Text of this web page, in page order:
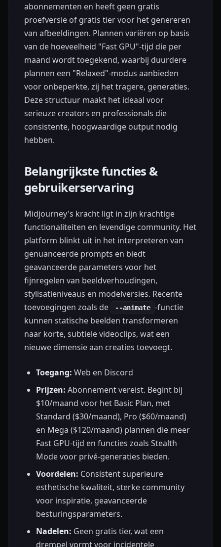
abonnementen en heeft geen gratis
proefversie of gratis tier voor het genereren
van afbeeldingen. Plannen variëren op basis
van de hoeveelheid "Fast GPU"-tijd die per
maand wordt toegekend, waarbij duurdere
plannen een "Relaxed"-modus aanbieden
voor onbeperkte, zij het tragere, generaties.
Deze structuur maakt het ideaal voor
serieuze creators en professionals die
consistente, hoogwaardige output nodig
hebben.
Belangrijkste functies &
gebruikerservaring
Midjourney's kracht ligt in zijn krachtige
functionaliteiten en levendige community. Het
platform blinkt uit in het interpreteren van
genuanceerde prompts en biedt
geavanceerde parameters voor het
fijnregelen van beeldverhoudingen,
stylisatieniveaus en modelversies. Recente
toevoegingen zoals de
--animate -functie
kunnen statische beelden transformeren
naar korte, subtiele videoclips, wat een
nieuwe dimensie aan creaties toevoegt.
Toegang: Web en Discord
Prijzen: Abonnement vereist. Begint bij
$10/maand voor het Basic Plan, met
Standard ($30/maand), Pro ($60/maand)
en Mega ($120/maand) plannen die meer
Fast GPU-tijd en functies zoals Stealth
Mode voor privé-generaties bieden.
Voordelen: Consistent superieure
esthetische kwaliteit, sterke community
voor inspiratie, geavanceerde
besturingsparameters.
Nadelen: Geen gratis tier, wat een
drempel vormt voor incidentele